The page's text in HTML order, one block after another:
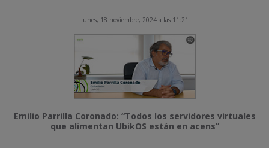
lunes, 18 noviembre, 2024 a las 11:21
Emilio Parrilla Coronado: “Todos los servidores virtuales
que alimentan UbikOS están en acens”